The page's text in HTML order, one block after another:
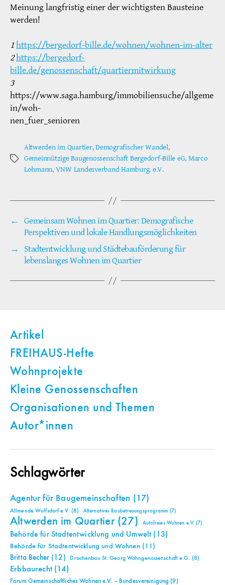
Meinung langfristig einer der wichtigsten Bausteine
werden!
1https://bergedorf-bille.de/wohnen/wohnen-im-alter
2https://bergedorf-
bille.de/genossenschaft/quartiermitwirkung
3
https://www.saga.hamburg/immobiliensuche/allgeme
in/woh-
nen_fuer_senioren
Schlagwörter
Altwerden im Quartier,Demografischer Wandel,
Gemeinnützige Baugenossenschaft Bergedorf-Bille eG, Marco
Lohmann, VNW Landesverband Hamburg. e.V.
← Gemeinsam Wohnen im Quartier: Demografische
Perspektiven und lokale Handlungsmöglichkeiten
→
Stadtentwicklung und Städtebauförderung für
lebenslanges Wohnen im Quartier
Artikel
FREIHAUS-Hefte
Wohnprojekte
Kleine Genossenschaften
Organisationen und Themen
Autor*innen
Schlagwörter
Agentur für Baugemeinschaften (17)
Allmende Wulfsdorf e.V. (8) Alternatives Baubetreuungsprogramm (7)
Altwerden im Quartier(27) Autofreies Wohnen e.V. (7)
Behörde für Stadtentwicklung und Umwelt (13)
Behörde für Stadtentwicklung und Wohnen(11)
Britta Becher(12) Drachenbau St. Georg Wohngenossenschaft e.G. (8)
Erbbaurecht(14)
Forum Gemeinschaftliches Wohnen e.V. – Bundesvereinigung (9)